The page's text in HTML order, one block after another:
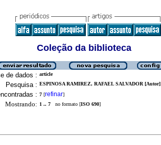
Coleção da biblioteca
de dados : article
Pesquisa : ESPINOSA RAMIREZ, RAFAEL SALVADOR [Autor]
: 7 [refinar]
Mostrando: 1 .. 7 no formato [ISO 690]